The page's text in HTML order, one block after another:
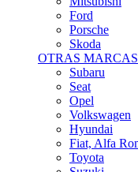
Porsche
Skoda
OTRAS MARCAS
Subaru
Seat
Opel
Volkswagen
Hyundai
Fiat, Alfa
Toyota
Suzuki
Honda